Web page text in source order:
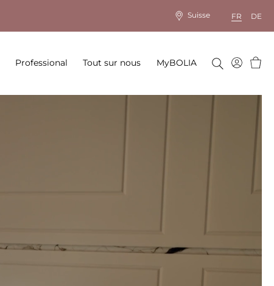
Suisse FR DE
Professional Tout sur nous MyBOLIA